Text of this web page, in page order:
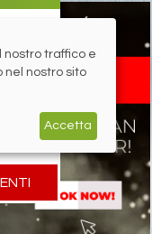
nostro traffico e
nel nostro sito
Accetta